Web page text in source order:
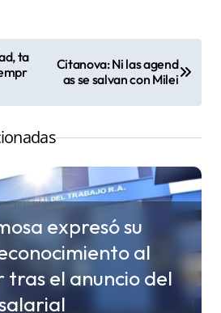
ta
Citanova: Ni las agend
as se salvan con Milei
expresó su
al
el anuncio del